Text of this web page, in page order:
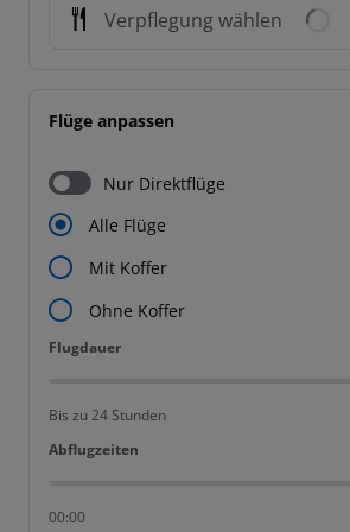
Verpflegung wählen
Flüge anpassen
Nur Direktflüge
Alle Flüge
Mit Koffer
Ohne Koffer
Flugdauer
Flugdauer
Bis zu 24 Stunden
Abflugzeiten
Abflugzeiten
00:00